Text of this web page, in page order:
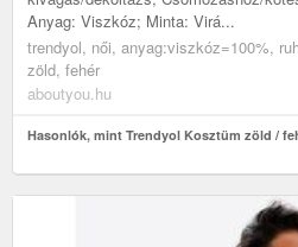
Anyag: Viszkóz; Minta: Virá...
trendyol, női, anyag:viszkóz=100%,
zöld, fehér
aboutyou.hu
Hasonlók, mint Trendyol Kosztüm zöld /